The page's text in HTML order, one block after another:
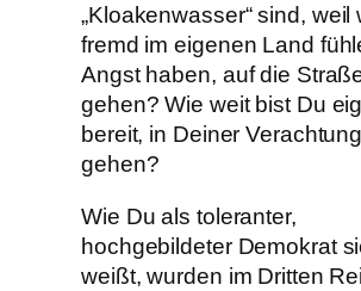
„Kloakenwasser“ sind, weil
fremd im eigenen Land
Angst haben, auf die
gehen? Wie weit bist Du
bereit, in Deiner
gehen?
Wie Du als toleranter,
hochgebildeter Demokrat
weißt, wurden im Dritten